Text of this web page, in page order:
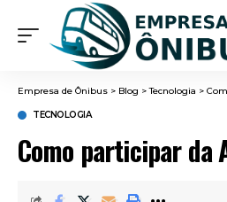
Empresa de Ônibus > Blog >Tecnologia >
TECNOLOGIA
Como participar da